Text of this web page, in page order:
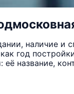
наличие и
год
название,